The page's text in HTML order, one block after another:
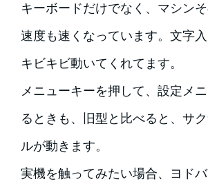
キーボードだけでなく、マシン
速度も速くなっています。文字入
キビキビ動いてくれてます。
メニューキーを押して、設定メ
るときも、旧型と比べると、サ
ルが動きます。
実機を触ってみたい場合、ヨド